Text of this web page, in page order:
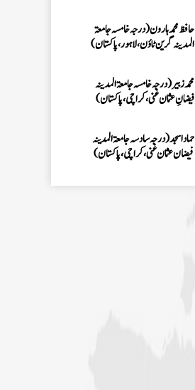
حماد اسجد(درجہ سادسہ جامعۃ المدينہ
فيضان عثمان غنى، کراچی،پاکستان)
نورالحق (درجہ سادسہ جامعۃ المدينہ
فيضان عثمان غنى ،کراچی،پاکستان)
محمد بلال (درجہ خامسہ جامعۃ المدینہ
فیضانِ عثمان غنی ،کراچی،پاکستان)